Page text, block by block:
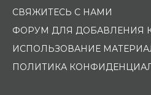
СВЯЖИТЕСЬ С НАМИ
ФОРУМ ДЛЯ ДОБАВЛЕНИЯ
ИСПОЛЬЗОВАНИЕ
ПОЛИТИКА